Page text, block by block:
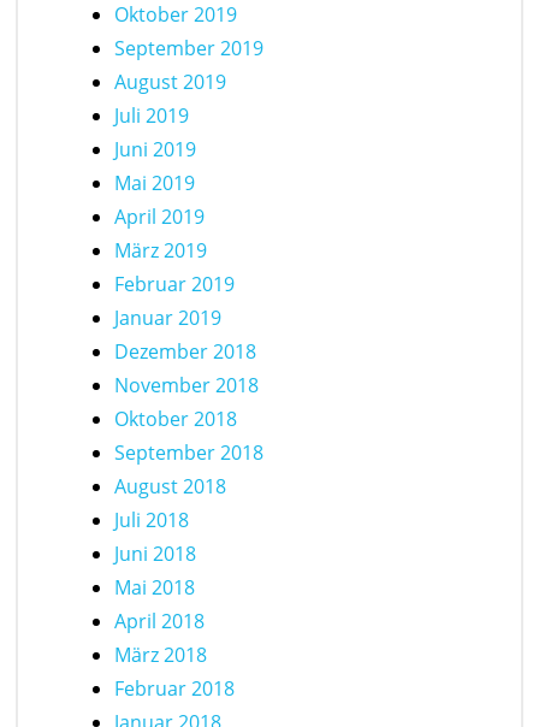
Oktober 2019
September 2019
August 2019
Juli 2019
Juni 2019
Mai 2019
April 2019
März 2019
Februar 2019
Januar 2019
Dezember 2018
November 2018
Oktober 2018
September 2018
August 2018
Juli 2018
Juni 2018
Mai 2018
April 2018
März 2018
Februar 2018